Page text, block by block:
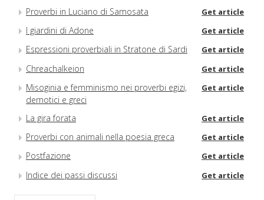
Proverbi in Luciano di Samosata Get article
I giardini di Adone Get article
Espressioni proverbiali in Stratone di Sardi Get article
Chreachalkeion Get article
Misoginia e femminismo nei proverbi egizi,
demotici e greci
Get article
La gira forata Get article
Proverbi con animali nella poesia greca Get article
Postfazione Get article
Indice dei passi discussi Get article
Indice generale